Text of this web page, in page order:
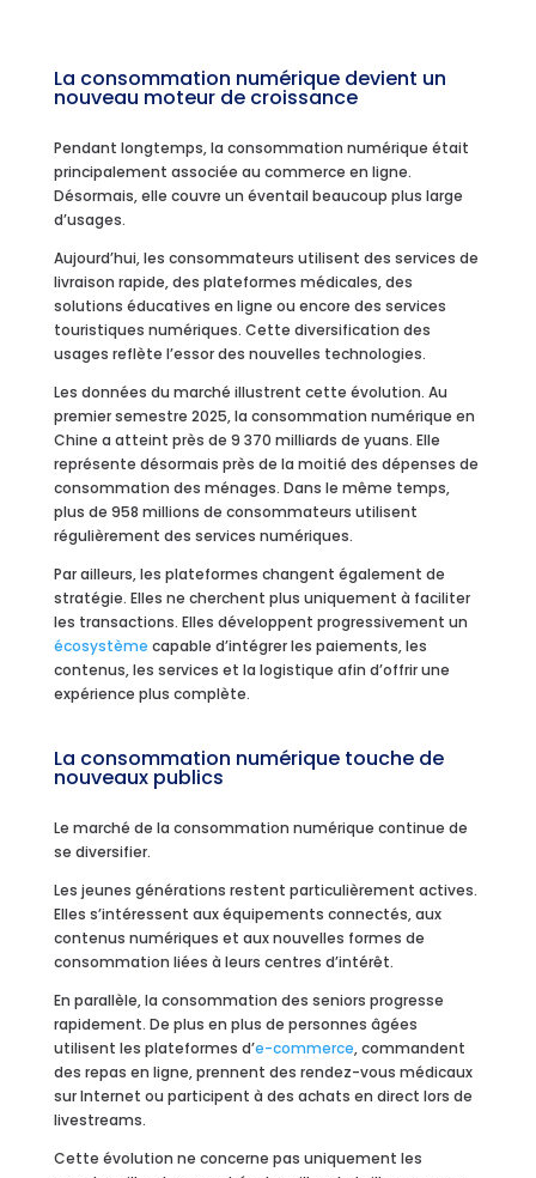
La consommation numérique devient un
nouveau moteur de croissance
Pendant longtemps, la consommation numérique était
principalement associée au commerce en ligne.
Désormais, elle couvre un éventail beaucoup plus large
d’usages.
Aujourd’hui, les consommateurs utilisent des services de
livraison rapide, des plateformes médicales, des
solutions éducatives en ligne ou encore des services
touristiques numériques. Cette diversification des
usages reflète l’essor des nouvelles technologies.
Les données du marché illustrent cette évolution. Au
premier semestre 2025, la consommation numérique en
Chine a atteint près de 9 370 milliards de yuans. Elle
représente désormais près de la moitié des dépenses de
consommation des ménages. Dans le même temps,
plus de 958 millions de consommateurs utilisent
régulièrement des services numériques.
Par ailleurs, les plateformes changent également de
stratégie. Elles ne cherchent plus uniquement à faciliter
les transactions. Elles développent progressivement un
écosystème capable d’intégrer les paiements, les
contenus, les services et la logistique afin d’offrir une
expérience plus complète.
La consommation numérique touche de
nouveaux publics
Le marché de la consommation numérique continue de
se diversifier.
Les jeunes générations restent particulièrement actives.
Elles s’intéressent aux équipements connectés, aux
contenus numériques et aux nouvelles formes de
consommation liées à leurs centres d’intérêt.
En parallèle, la consommation des seniors progresse
rapidement. De plus en plus de personnes âgées
utilisent les plateformes d’e-commerce, commandent
des repas en ligne, prennent des rendez-vous médicaux
sur Internet ou participent à des achats en direct lors de
livestreams.
Cette évolution ne concerne pas uniquement les